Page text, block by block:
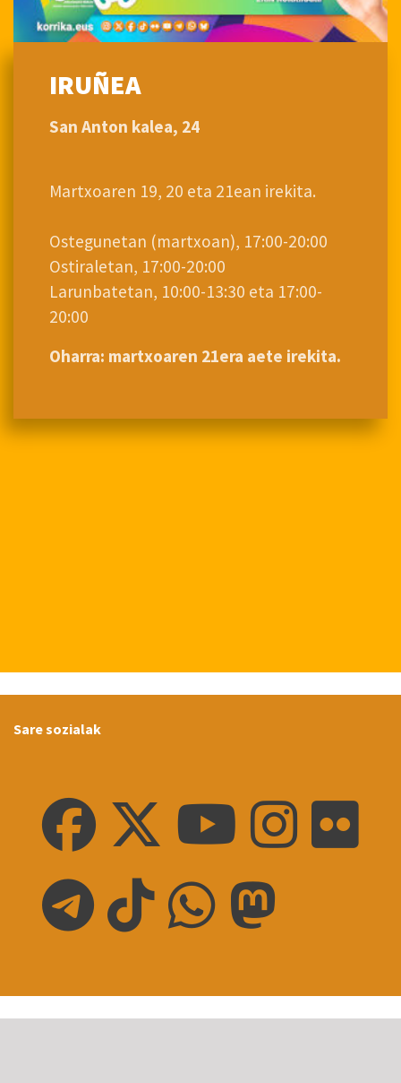
IRUÑEA
San Anton kalea, 24
Martxoaren 19, 20 eta 21ean irekita.
Ostegunetan (martxoan), 17:00-20:00
Ostiraletan, 17:00-20:00
Larunbatetan, 10:00-13:30 eta 17:00-
20:00
Oharra: martxoaren 21era aete irekita.
Sare sozialak